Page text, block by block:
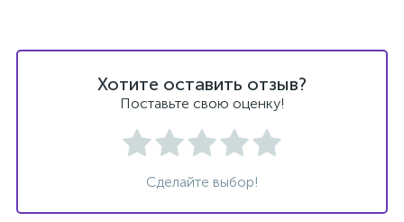
Хотите оставить отзыв?
Поставьте свою оценку!
Сделайте выбор!